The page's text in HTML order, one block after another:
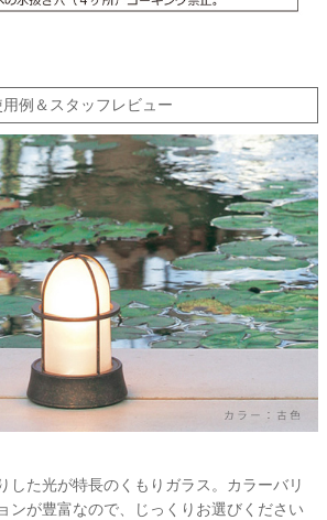
用例＆スタッフレビュー
した光が特長のくもりガラス。カラーバリ
ンが豊富なので、じっくりお選びください